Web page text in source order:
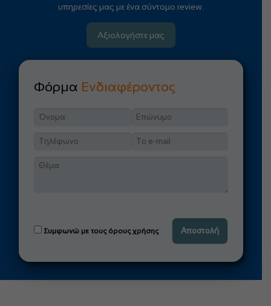
υπηρεσίες μας με ένα σύντομο review.
Αξιολογήστε μας
Φόρμα Ενδιαφέροντος
Συμφωνώ με τους όρους χρήσης